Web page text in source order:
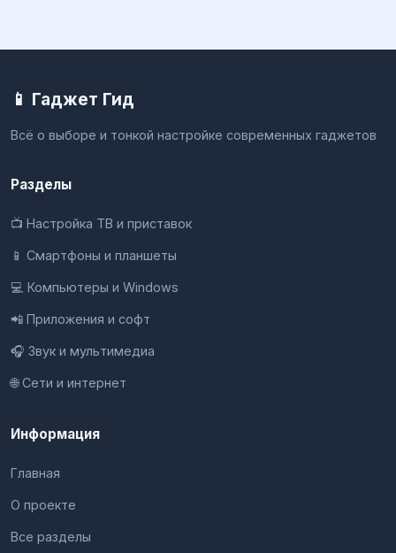
📱 Гаджет Гид
Всё о выборе и тонкой настройке современных гаджетов
Разделы
📺 Настройка ТВ и приставок
📱 Смартфоны и планшеты
💻 Компьютеры и Windows
📲 Приложения и софт
🎧 Звук и мультимедиа
🌐 Сети и интернет
Информация
Главная
О проекте
Все разделы